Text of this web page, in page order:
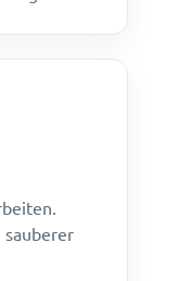
sauberer